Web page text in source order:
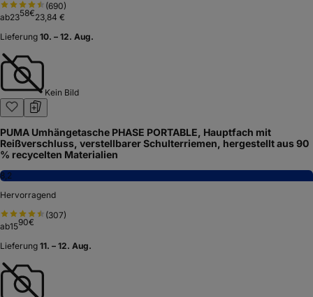
(690)
ab2358€23,84 €
Lieferung 10. – 12. Aug.
Kein Bild
PUMA Umhängetasche PHASE PORTABLE, Hauptfach mit
Reißverschluss, verstellbarer Schulterriemen, hergestellt aus 90
% recycelten Materialien
8,2
Hervorragend
(307)
ab1590€
Lieferung 11. – 12. Aug.